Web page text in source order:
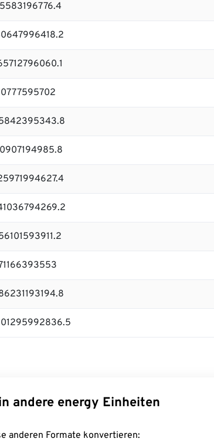
andere energy Einheiten
anderen Formate konvertieren: